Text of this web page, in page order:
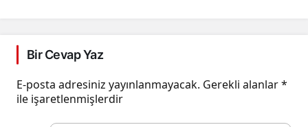
Bir Cevap Yaz
E-posta adresiniz yayınlanmayacak. Gerekli alanlar*
ile işaretlenmişlerdir